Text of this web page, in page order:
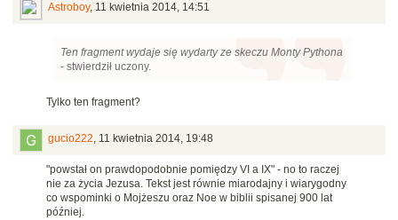
Astroboy, 11 kwietnia 2014, 14:51
Ten fragment wydaje się wydarty ze skeczu Monty Pythona
- stwierdził uczony.
Tylko ten fragment?
gucio222, 11 kwietnia 2014, 19:48
"powstał on prawdopodobnie pomiędzy VI a IX" - no to raczej
nie za życia Jezusa. Tekst jest równie miarodajny i wiarygodny
co wspominki o Mojżeszu oraz Noe w biblii spisanej 900 lat
później.